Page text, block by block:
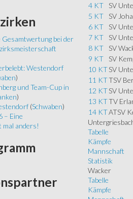
4 KT
SV
5 KT
SV
6 KT
SV
7 KT
SV
8 KT
SV
9 KT
SV
10 KT SV
11 KTTSV
12 KT SV
13 KTTV
14 KTATSV
Tabelle
Kämpfe
Mannschaft
Statistik
Wacker
Tabelle
Kämpfe
bei der
Westendorf
)
und Team-Cup in
)
(Schwaben)
– Eine
mal anders!